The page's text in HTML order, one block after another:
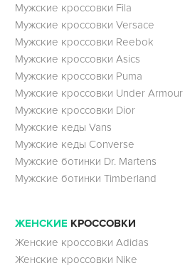
Мужские кроссовки Fila
Мужские кроссовки Versace
Мужские кроссовки Reebok
Мужские кроссовки Asics
Мужские кроссовки Puma
Мужские кроссовки Under Armour
Мужские кроссовки Dior
Мужские кеды Vans
Мужские кеды Converse
Мужские ботинки Dr. Martens
Мужские ботинки Timberland
ЖЕНСКИЕ КРОССОВКИ
Женские кроссовки Adidas
Женские кроссовки Nike